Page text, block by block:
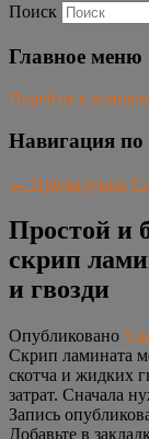
Поиск
Главное меню
Перейти к
Навигация по
← Предыдущая
Простой и
скрип
и гвозди
Опубликовано 5
Скрип ламината
скотча и жидких
затрат. Сначала
Запись
Добавьте в